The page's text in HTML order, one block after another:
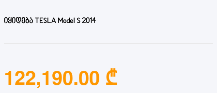
იყიდება TESLA Model S 2014
122,190.00 ₾